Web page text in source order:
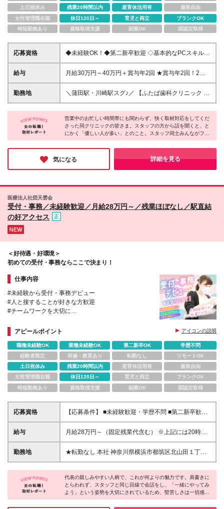
土日祝休み 残業20時間以内 産育休活用有
服装自由
女性管理職在籍
休日120日～ 育児と両立
ブランクOK
時短勤務あり
資格取得支援 副業OK 国認定取得
応募資格
◆未経験OK！◆第二新卒歓迎 ◇基本的なPCスキルを
お持ちの方 ┗Excel・Wordでの文字入力ができれば
OKです！ ◇学歴不問 ＼人柄を重視した採用です◎／
給与
月給30万円～40万円＋賞与年2回 ★賞与年2回！2年
目想定年収420万円～★ ※経験やスキルを考慮し決定
いたします ※残業代は別途全額支給いたします ※試用
勤務地
＼蒲田駅・川崎駅スグ♪／ 【ふたば歯科クリニック 蒲
田院】 東京都大田区蒲田4-15-8シュロス バッカスビ
ル 3F・4F 【医療法人社団雙葉会 ふたば歯科クリニッ
ク 川崎本院】 神奈川県川崎市川崎区駅前本町7 川崎
モアーズ 6F ┗★地下道から直結になるので、雨にぬ
れずに通勤できます！ (変更の範囲)上記を除く当社関
連勤務地
営業中のお忙しい時間帯にも関わらず、快く取材対応をしてくだ
さった同クリニックの皆さま。スタッフの方から話を聞くと、と
にかく「優しい人が多い」とのこと。スタッフ同士みんながフラ
ットに話せる関係性らしく、楽しそうに話す姿が印象的でした！
院長も明るく話しやすく、取材中にはお茶目な一面が垣間見えた
瞬間も（笑）サポート体制も充実しているので、未経験でも安心
して楽しく働けると思いました♪
気になる 詳細を見る
医療法人社団天雲会
受付・事務／未経験歓迎／月給28万円～／残業ほぼなし／駅直結
の好アクセス
＜好待遇・好環境＞
初めての受付・事務ならここで決まり！
仕事内容
#未経験から受付・事務デビュー
#人と接することが好きな方歓迎
#チームワークを大切に
患者様を笑顔でお迎えし、スタッフを支える受付・事
務として活躍しませんか。
アピールポイント アイコンの説明
職種未経験OK 業種未経験OK 第二新卒OK
学歴不問
経験者限定
研修・教育あり 転勤なし
リモートOK
土日祝休み
残業20時間以内 産育休活用有
服装自由
女性管理職在籍
休日120日～ 育児と両立
ブランクOK
時短勤務あり
資格取得支援 副業OK 国認定取得
応募資格
【応募条件】 ■未経験歓迎・学歴不問 ■第二新卒歓迎
歓迎 ■基本的なPC操作（文字入力・メールなど）が
できる方 【こんなにぴったりの仕事！】 経験や知識
様の気持ちに寄り添った対応ができる方、笑顔でコミ
ュニケーションを取れる方、周囲と協力しながら仕事
をそのままにせず、素直に相談・確認しながら成長し
ていける方であれば、未経験からでも安心して活躍で
きる環境です！
給与
月給28万円～（固定残業代含む） ※上記には20時間
当たり（▲万円～）の固定残業代が含まれます ※上記
を超過する分は別途支給 【年収例】 年収例364万円
勤務地
★転勤なし 本社 神奈川県横浜市都筑区北山田１丁目
９番３号 ＥＫＩＮＩＷＡ ＫＩＴＡＹＡＭＡＴＡ２
階
代表の親しみやすい人柄で、これが何よりの魅力です。肩書きに
とらわれず、スタッフと同じ目線で会話をし、「一緒にやってみ
よう」という姿勢を大切にされているため、堅苦しさは一切感じ
ません。実際に人柄を重視した採用を続けていることもあり、職
場全体に穏やかで協力し合う雰囲気が根付いているとのこと。